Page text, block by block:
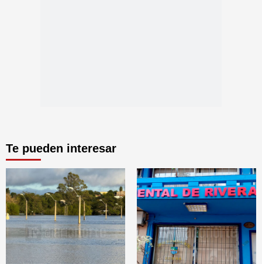
Te pueden interesar